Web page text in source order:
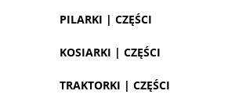
PILARKI | CZĘŚCI
KOSIARKI | CZĘŚCI
TRAKTORKI | CZĘŚCI